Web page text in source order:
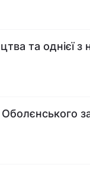
та однієї з